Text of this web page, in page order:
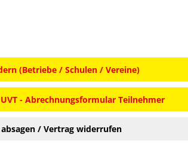
(Betriebe / Schulen / Vereine)
- Abrechnungsformular Teilnehmer
/ Vertrag widerrufen